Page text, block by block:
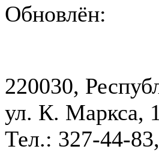
Обновлён:
220030,
ул. К. Маркса,
Тел.: 327-44-